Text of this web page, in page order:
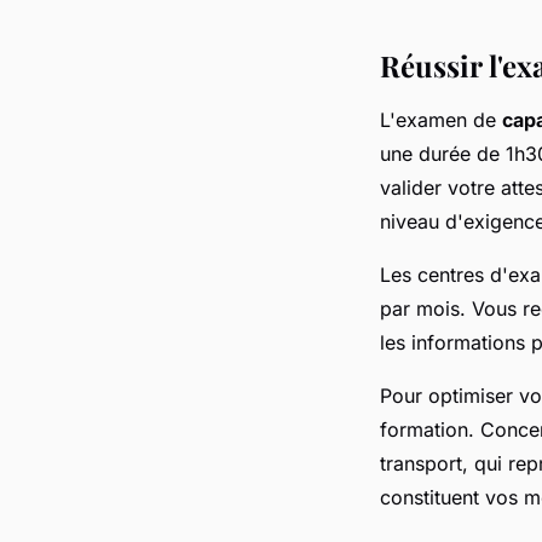
Réussir
L'examen de
une durée de
valider votre
niveau
Les centres
par mois. Vous
les informations
Pour optimiser
formation.
transport, qui
constituent vos